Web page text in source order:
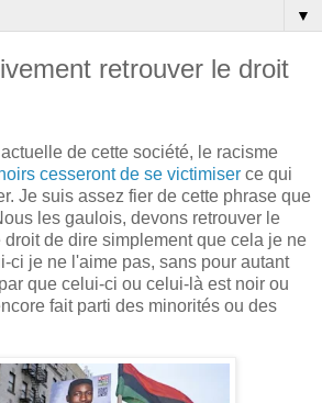
▼
retrouver le droit
actuelle de cette société, le racisme
cesseront de se victimiser ce qui
Je suis assez fier de cette phrase que
les gaulois, devons retrouver le
droit de dire simplement que cela je ne
ci je ne l'aime pas, sans pour autant
que celui-ci ou celui-là est noir ou
fait parti des minorités ou des